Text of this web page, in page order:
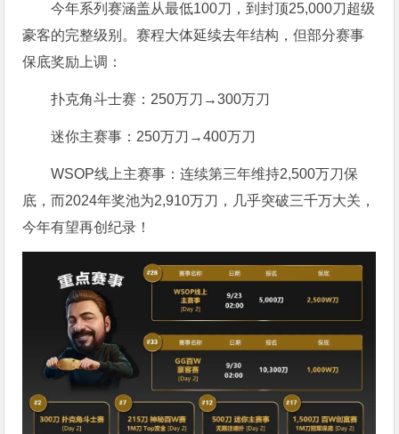
今年系列赛涵盖从最低100刀，到封顶25,000刀超级
豪客的完整级别。赛程大体延续去年结构，但部分赛事
保底奖励上调：
扑克角斗士赛：250万刀→300万刀
迷你主赛事：250万刀→400万刀
WSOP线上主赛事：连续第三年维持2,500万刀保
底，而2024年奖池为2,910万刀，几乎突破三千万大关，
今年有望再创纪录！